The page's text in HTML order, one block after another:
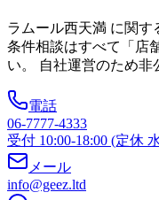
ラムール西天満 に関す
条件相談はすべて「店
い。 自社運営のため非
電話
06-7777-4333
受付 10:00-18:00 (定休
メール
info@geez.ltd